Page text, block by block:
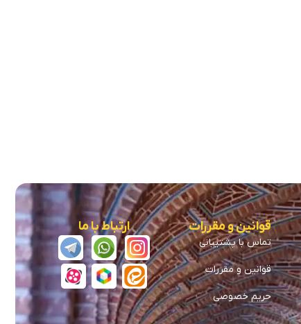
قوانین و مقررات
تماس با پشتیبانی
قوانین و مقررات
حریم خصوصی
ارتباط با ما